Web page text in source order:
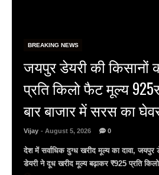
BREAKING NEWS
फेफड़ों के कैंसर की समय
बचा सकती है जान,
आयोजित
Vijay - August 5, 2026 0
गीतांजलि मेडिकल कॉलेज में विशेषज्ञों ने दी
गीतांजलि मेडिकल कॉलेज एंड हॉस्पिटल में